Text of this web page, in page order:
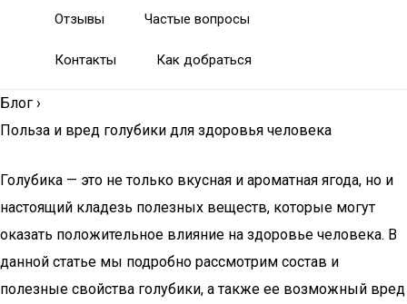
Отзывы Частые вопросы
Контакты Как добраться
Блог ›
Польза и вред голубики для здоровья человека
Голубика — это не только вкусная и ароматная ягода, но и
настоящий кладезь полезных веществ, которые могут
оказать положительное влияние на здоровье человека. В
данной статье мы подробно рассмотрим состав и
полезные свойства голубики, а также ее возможный вред